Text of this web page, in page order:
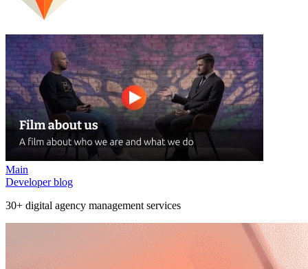
Main
Developer blog
30+ digital agency management services